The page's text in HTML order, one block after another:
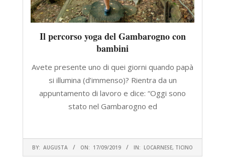
Il percorso yoga del Gambarogno con
bambini
Avete presente uno di quei giorni quando papà
si illumina (d’immenso)? Rientra da un
appuntamento di lavoro e dice: “Oggi sono
stato nel Gambarogno ed
2019-
09-
BY: AUGUSTA ON: 17/09/2019 IN: LOCARNESE, TICINO